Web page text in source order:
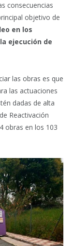
consecuencias
objetivo de
en los
ejecución de
las obras es que
las actuaciones
dadas de alta
Reactivación
obras en los 103